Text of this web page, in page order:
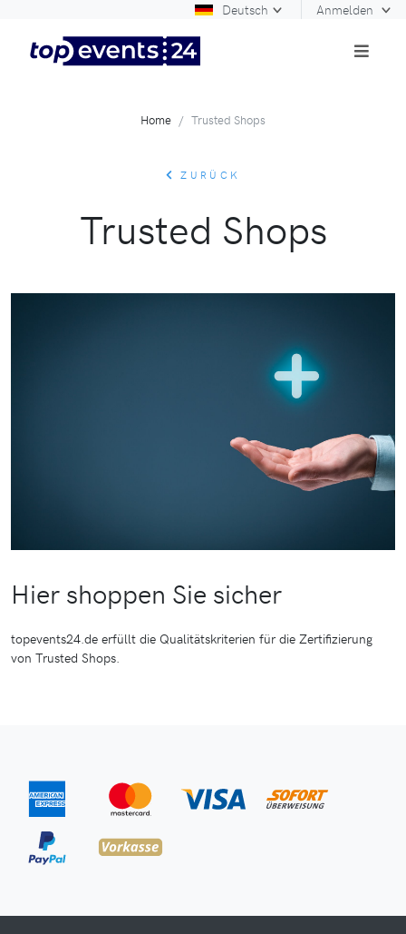
Deutsch Anmelden
Home Trusted Shops
ZURÜCK
Trusted Shops
Hier shoppen Sie sicher
topevents24.de erfüllt die Qualitätskriterien für die Zertifizierung
von Trusted Shops.